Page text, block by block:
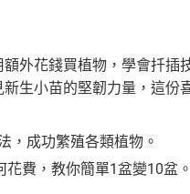
外花錢買植物，學會扦
生小苗的堅韌力量，這份
，成功繁殖各類植物。
費，教你簡單1盆變10盆。